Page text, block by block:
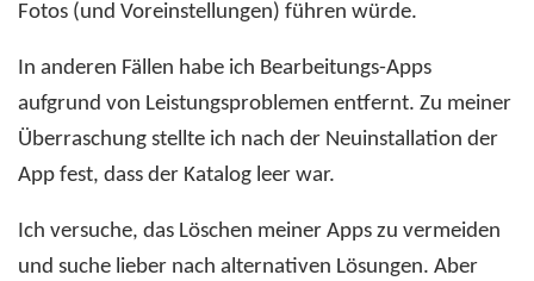
Fotos (und Voreinstellungen) führen würde.
In anderen Fällen habe ich Bearbeitungs-Apps
aufgrund von Leistungsproblemen entfernt. Zu meiner
Überraschung stellte ich nach der Neuinstallation der
App fest, dass der Katalog leer war.
Ich versuche, das Löschen meiner Apps zu vermeiden
und suche lieber nach alternativen Lösungen. Aber